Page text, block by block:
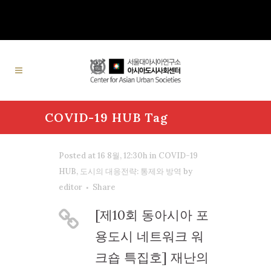
COVID-19 HUB Tag
Posted at 16 8월, 12:30h in COVID-19
HUB, 도시의 대응전략: 통제와 방역 by
editor
Share
[제10회 동아시아 포
용도시 네트워크 워
크숍 특집호] 재난의